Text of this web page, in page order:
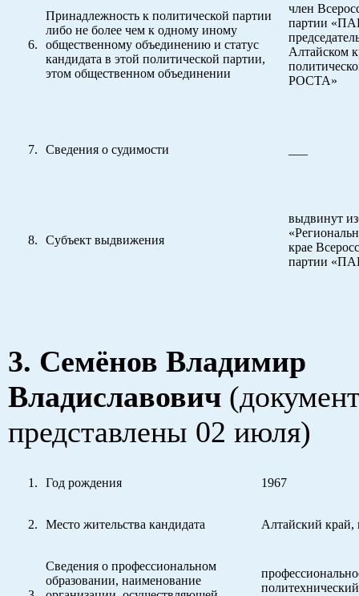
Принадлежность к политической партии
либо не более чем к одному иному
общественному объединению и статус
кандидата в этой политической партии,
этом общественном объединении
член
партии
Алтайском
РОСТА»
Сведения о судимости
Субъект выдвижения
выдвинут
крае
партии
3. Семёнов Владимир
Владиславович
представлены 02 июля)
Год рождения 1967
Место жительства кандидата Алтайский край,
Сведения о профессиональном
образовании, наименование